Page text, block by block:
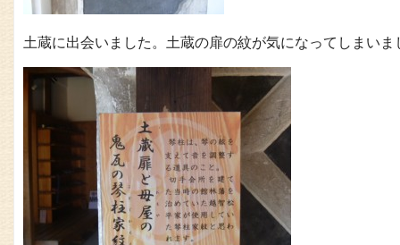
土蔵に出会いました。土蔵の扉の紋が気になってしまいま